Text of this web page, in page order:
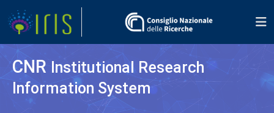
CNR Institutional Research
Information System